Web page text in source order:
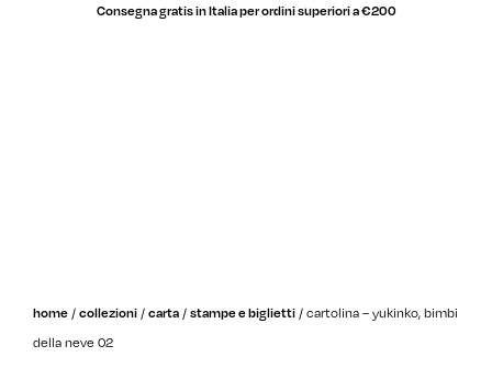
Consegna gratis in Italia per ordini superiori a €200
home / collezioni / carta / stampe e biglietti /cartolina – yukinko, bimbi
della neve 02